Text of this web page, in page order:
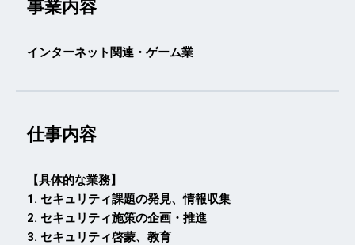
事業内容
インターネット関連・ゲーム業
仕事内容
【具体的な業務】
1. セキュリティ課題の発見、情報収集
2. セキュリティ施策の企画・推進
3. セキュリティ啓蒙、教育